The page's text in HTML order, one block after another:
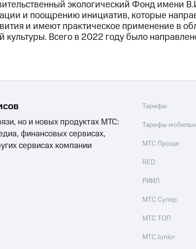
экологический Фонд имени
и поощрению инициатив, которые
и имеют практическое применение в
культуры. Всего в 2022 году было
но и новых продуктах МТС:
финансовых сервисах,
сервисах компании
Тарифы
Тарифы
МТС Проще
RED
РИИЛ
МТС Супер
МТС ТОП
МТС Junior